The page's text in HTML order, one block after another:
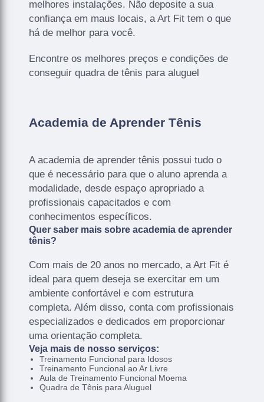
melhores instalações. Não deposite a sua
confiança em maus locais, a Art Fit tem o que
há de melhor para você.
Encontre os melhores preços e condições de
conseguir quadra de tênis para aluguel
Academia de Aprender Tênis
A academia de aprender tênis possui tudo o
que é necessário para que o aluno aprenda a
modalidade, desde espaço apropriado a
profissionais capacitados e com
conhecimentos específicos.
Quer saber mais sobre academia de aprender
tênis?
Com mais de 20 anos no mercado, a Art Fit é
ideal para quem deseja se exercitar em um
ambiente confortável e com estrutura
completa. Além disso, conta com profissionais
especializados e dedicados em proporcionar
uma orientação completa.
Veja mais de nosso serviços:
Treinamento Funcional para Idosos
Treinamento Funcional ao Ar Livre
Aula de Treinamento Funcional Moema
Quadra de Tênis para Aluguel